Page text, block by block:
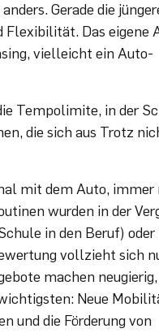
Gerade die
Flexibilität. Das eigene
vielleicht ein Auto-
Tempolimite, in der
die sich aus Trotz
mit dem Auto, immer
wurden in der
in den Beruf) oder
vollzieht sich
machen neugierig,
Neue
und die Förderung von